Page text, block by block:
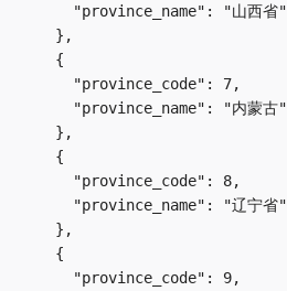
      "province_name": "山西省"
    },
    {
      "province_code": 7,
      "province_name": "内蒙古"
    },
    {
      "province_code": 8,
      "province_name": "辽宁省"
    },
    {
      "province_code": 9,